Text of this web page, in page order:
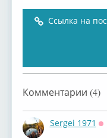
Ссылка на
Комментарии (4)
Sergei 1971